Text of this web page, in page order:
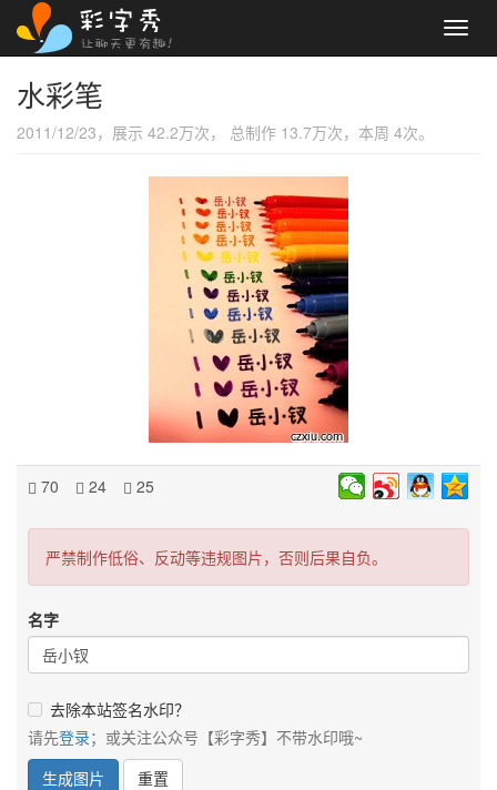
水彩笔
2011/12/23，展示 42.2万次， 总制作 13.7万次，本周 4次。
70 24 25
严禁制作低俗、反动等违规图片，否则后果自负。
名字
去除本站签名水印？
请先登录；或关注公众号【彩字秀】不带水印哦~
生成图片
重置